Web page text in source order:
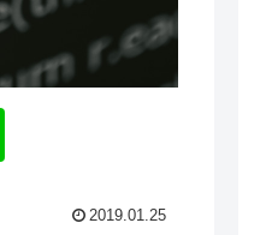
2019.01.25